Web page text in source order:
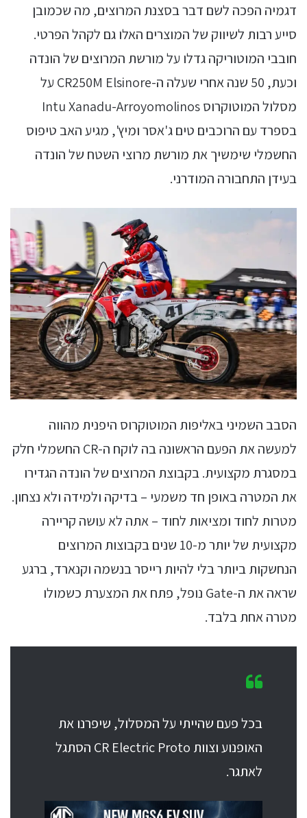
דגמיה הפכה לשם דבר בסצנת המרוצים, מה שכמובן
סייע רבות לשיווק של המוצרים האלו גם לקהל הפרטי.
חובבי המוטוריקה גדלו על מורשת המרוצים של הונדה
וכעת, 50 שנה אחרי שעלה ה-CR250M Elsinore על
מסלול המוטוקרוס Intu Xanadu-Arroyomolinos
בספרד עם הרוכבים טים ג'אסר ומיץ', מגיע האב טיפוס
החשמלי שימשיך את מורשת מרוצי השטח של הונדה
בעידן התחבורה המודרני.
הסבב השמיני באליפות המוטוקרוס היפנית מהווה
למעשה את הפעם הראשונה בה לוקח ה-CR החשמלי חלק
במסגרת מקצועית. בקבוצת המרוצים של הונדה הגדירו
את המטרה באופן חד משמעי – בדיקה ולמידה ולא נצחון.
מטרות לחוד ומציאות לחוד – אתה לא עושה קריירה
מקצועית של יותר מ-10 שנים בקבוצות המרוצים
הנחשקות ביותר בלי להיות רייסר בנשמה וקנארד, ברגע
שראה את ה-Gate נופל, פתח את המצערת כשמולו
מטרה אחת בלבד.
בכל פעם שהייתי על המסלול, שיפרנו את
האופנוע וצוות CR Electric Proto הסתגל
לאתגר.